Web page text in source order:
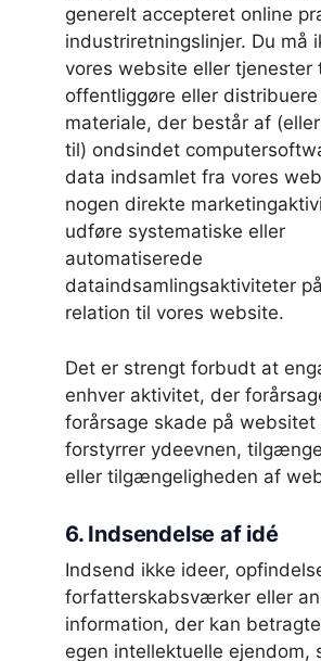
generelt accepteret online
industriretningslinjer. Du må
vores website eller tjenester
offentliggøre eller
materiale, der består af
til) ondsindet
data indsamlet fra vores
nogen direkte
udføre systematiske eller
automatiserede
dataindsamlingsaktiviteter
relation til vores website.
Det er strengt forbudt at
enhver aktivitet, der
forårsage skade på websitet
forstyrrer ydeevnen,
eller tilgængeligheden af
6. Indsendelse af idé
Indsend ikke ideer,
forfatterskabsværker eller
information, der kan
egen intellektuelle ejendom,